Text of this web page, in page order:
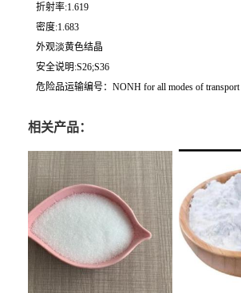
折射率:1.619
密度:1.683
外观淡黄色结晶
安全说明:S26;S36
危险品运输编号：NONH for all modes of transport
相关产品：